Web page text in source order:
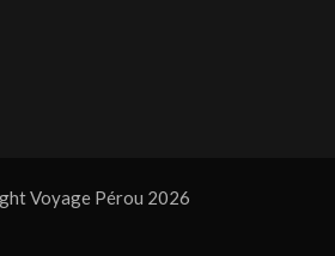
Voyage Pérou 2026